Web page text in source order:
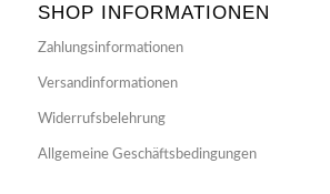
SHOP INFORMATIONEN
Zahlungsinformationen
Versandinformationen
Widerrufsbelehrung
Allgemeine Geschäftsbedingungen